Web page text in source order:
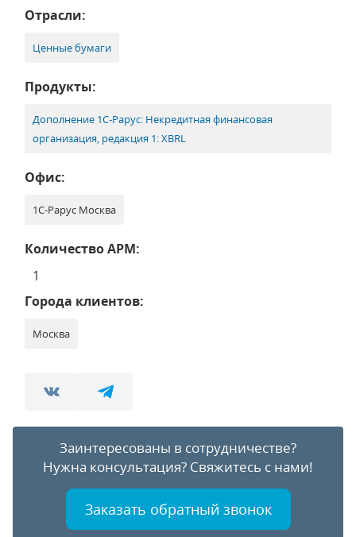
Отрасли:
Ценные бумаги
Продукты:
Дополнение 1С-Рарус: Некредитная финансовая
организация, редакция 1: XBRL
Офис:
1С-Рарус Москва
Количество АРМ:
1
Города клиентов:
Москва
Заинтересованы в сотрудничестве?
Нужна консультация? Свяжитесь с нами!
Заказать обратный звонок